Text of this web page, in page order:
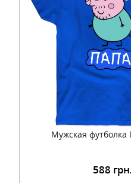
Мужская
588 грн.